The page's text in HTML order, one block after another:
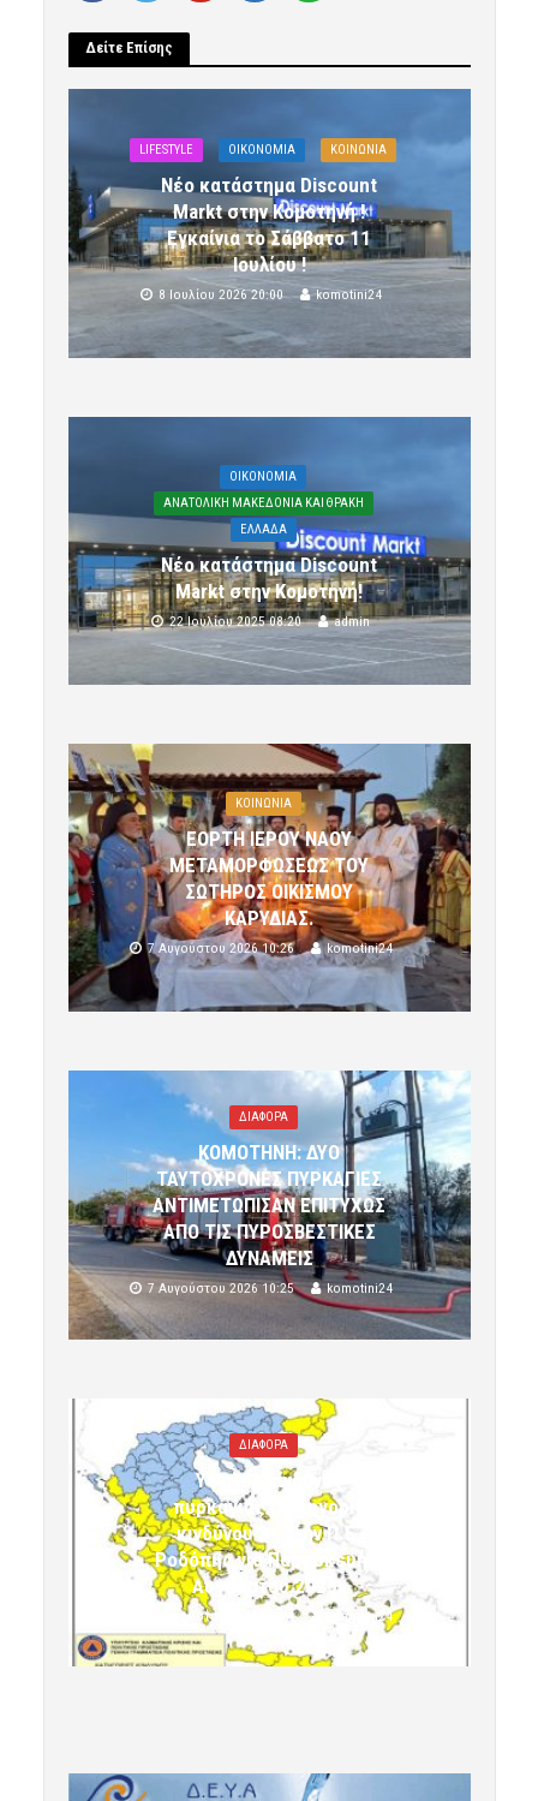
Δείτε Επίσης
LIFESTYLE OIKONOMIA ΚΟΙΝΩΝΙΑ
Νέο κατάστημα Discount
Markt στην Κομοτηνή !
Εγκαίνια το Σάββατο 11
Ιουλίου !
8 Ιουλίου 2026 20:00 komotini24
OIKONOMIA
ΑΝΑΤΟΛΙΚΗ ΜΑΚΕΔΟΝΙΑ ΚΑΙ ΘΡΑΚΗ
ΕΛΛΑΔΑ
Νέο κατάστημα Discount
Markt στην Κομοτηνή!
22 Ιουλίου 2025 08:20 admin
ΚΟΙΝΩΝΙΑ
ΕΟΡΤΗ ΙΕΡΟΥ ΝΑΟΥ
ΜΕΤΑΜΟΡΦΩΣΕΩΣ ΤΟΥ
ΣΩΤΗΡΟΣ ΟΙΚΙΣΜΟΥ
ΚΑΡΥΔΙΑΣ.
7 Αυγούστου 2026 10:26 komotini24
ΔΙΑΦΟΡΑ
ΚΟΜΟΤΗΝΗ: ΔΥΟ
ΤΑΥΤΟΧΡΟΝΕΣ ΠΥΡΚΑΓΙΕΣ
ΑΝΤΙΜΕΤΩΠΙΣΑΝ ΕΠΙΤΥΧΩΣ
ΑΠΟ ΤΙΣ ΠΥΡΟΣΒΕΣΤΙΚΕΣ
ΔΥΝΑΜΕΙΣ
7 Αυγούστου 2026 10:25 komotini24
ΔΙΑΦΟΡΑ
Υψηλός κίνδυνος
πυρκαγιάς (κατηγορία
κινδύνου 3) στην Π.Ε.
Ροδόπης για Παρασκευή 7
Αυγούστου 2026»
7 Αυγούστου 2026 10:24 komotini24